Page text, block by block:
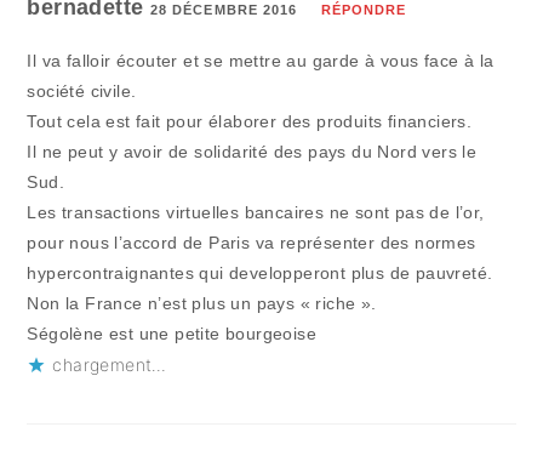
bernadette 28 DÉCEMBRE 2016 RÉPONDRE
Il va falloir écouter et se mettre au garde à vous face à la
société civile.
Tout cela est fait pour élaborer des produits financiers.
Il ne peut y avoir de solidarité des pays du Nord vers le
Sud.
Les transactions virtuelles bancaires ne sont pas de l’or,
pour nous l’accord de Paris va représenter des normes
hypercontraignantes qui developperont plus de pauvreté.
Non la France n’est plus un pays « riche ».
Ségolène est une petite bourgeoise
chargement…